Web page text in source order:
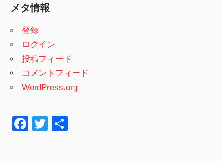
メタ情報
登録
ログイン
投稿フィード
コメントフィード
WordPress.org
F
T